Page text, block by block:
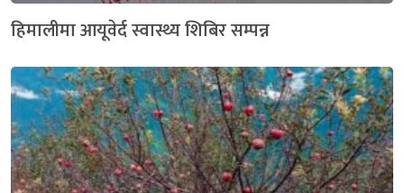
हिमालीमा आयूवेर्द स्वास्थ्य शिबिर सम्पन्न ‍